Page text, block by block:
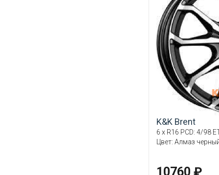
K&K Brent
6 x R16 PCD: 4/98
Цвет: Алмаз
10760 ₽